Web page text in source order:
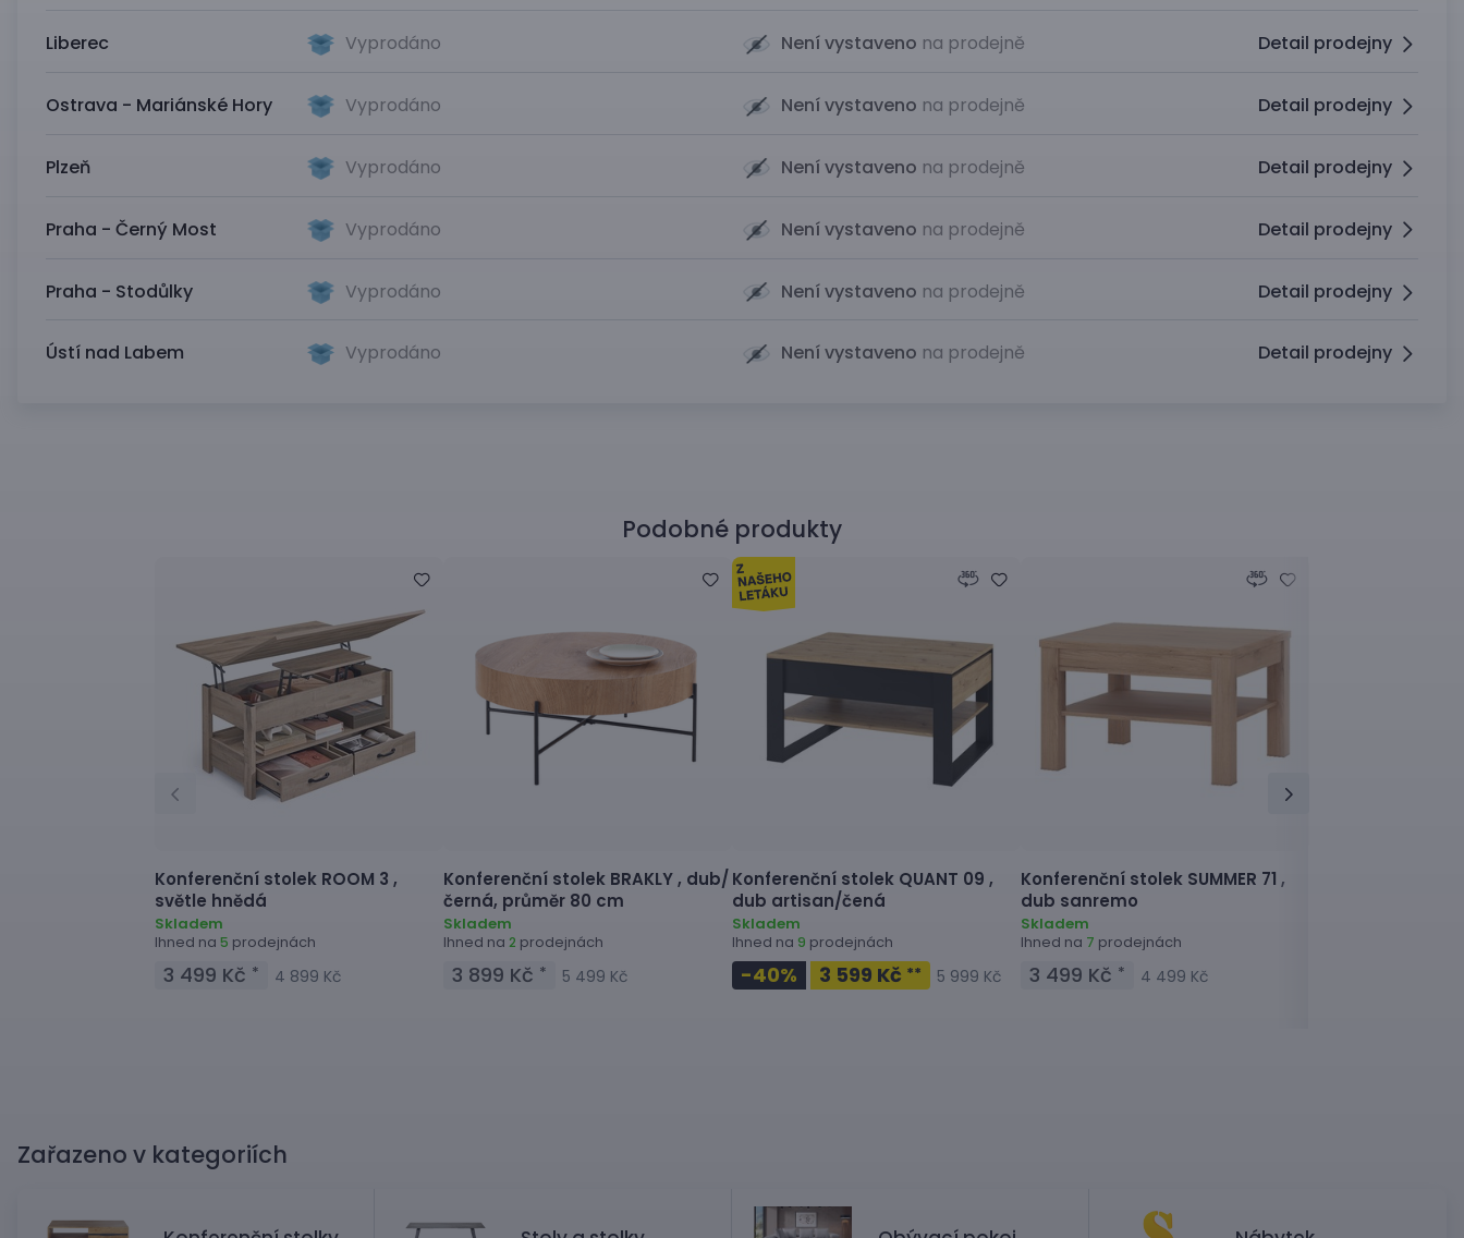
Liberec Vyprodáno Není vystaveno na prodejně Detail prodejny
Ostrava - Mariánské Hory Vyprodáno Není vystaveno na prodejně Detail prodejny
Plzeň Vyprodáno Není vystaveno na prodejně Detail prodejny
Praha - Černý Most Vyprodáno Není vystaveno na prodejně Detail prodejny
Praha - Stodůlky Vyprodáno Není vystaveno na prodejně Detail prodejny
Ústí nad Labem Vyprodáno Není vystaveno na prodejně Detail prodejny
Podobné produkty
Konferenční stolek ROOM 3 ,
světle hnědá
Skladem
Ihned na 5 prodejnách
3 499 Kč * 4 899 Kč
Konferenční stolek BRAKLY , dub/
černá, průměr 80 cm
Skladem
Ihned na 2 prodejnách
3 899 Kč * 5 499 Kč
Konferenční stolek QUANT 09 ,
dub artisan/čená
Skladem
Ihned na 9 prodejnách
-40% 3 599 Kč ** 5 999 Kč
Konferenční stolek SUMMER 71 ,
dub sanremo
Skladem
Ihned na 7 prodejnách
3 499 Kč * 4 499 Kč
Zařazeno v kategoriích